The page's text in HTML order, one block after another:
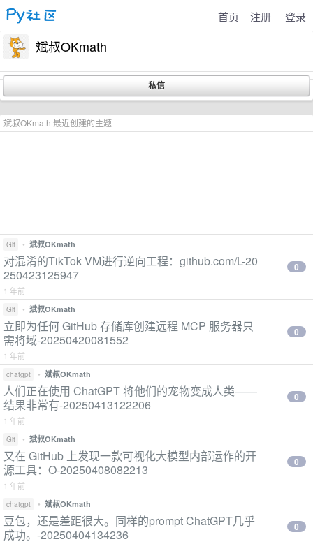
首页 注册 登录
斌叔OKmath
斌叔OKmath 最近创建的主题
Git • 斌叔OKmath
对混淆的TikTok VM进行逆向工程：github.com/L-20
250423125947
1 年前
0
Git • 斌叔OKmath
立即为任何 GitHub 存储库创建远程 MCP 服务器只
需将域-20250420081552
1 年前
0
chatgpt • 斌叔OKmath
人们正在使用 ChatGPT 将他们的宠物变成人类——
结果非常有-20250413122206
1 年前
0
Git • 斌叔OKmath
又在 GitHub 上发现一款可视化大模型内部运作的开
源工具：O-20250408082213
1 年前
0
chatgpt • 斌叔OKmath
豆包，还是差距很大。同样的prompt ChatGPT几乎
成功。-20250404134236
0